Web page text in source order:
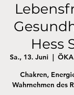
Hess
Sa., 13. Juni
  |
Chakren,
Wahrnehmen des